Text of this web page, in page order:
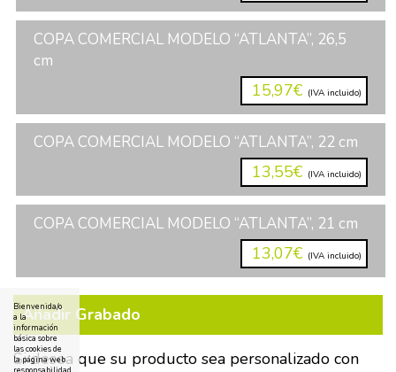
COPA COMERCIAL MODELO “ATLANTA”, 26,5
cm
15,97€ (IVA incluido)
COPA COMERCIAL MODELO “ATLANTA”, 22 cm
13,55€ (IVA incluido)
COPA COMERCIAL MODELO “ATLANTA”, 21 cm
13,07€ (IVA incluido)
Añadir Grabado
Si desea que su producto sea personalizado con
Bienvenida/o
a la
información
básica sobre
las cookies de
la página web